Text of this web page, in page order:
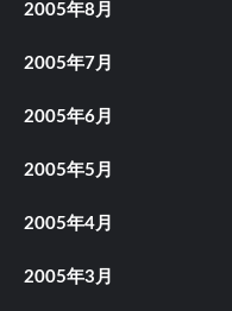
2005年8月
2005年7月
2005年6月
2005年5月
2005年4月
2005年3月